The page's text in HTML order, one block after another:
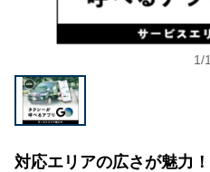
1/1
対応エリアの広さが魅力！